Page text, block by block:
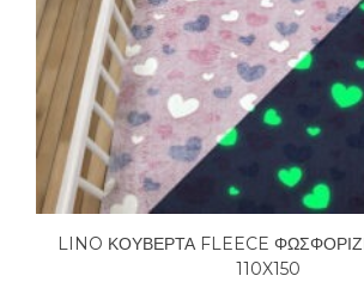
LINO ΚΟΥΒΕΡΤΑ FLEECE
110X150